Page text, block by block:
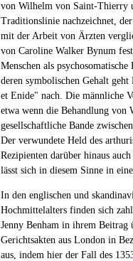
von Wilhelm von Saint-Thierry
Traditionslinie nachzeichnet,
mit der Arbeit von Ärzten
von Caroline Walker Bynum
Menschen als
deren symbolischen Gehalt
et Enide" nach. Die männliche
etwa wenn die Behandlung von
gesellschaftliche Bande
Der verwundete Held des
Rezipienten darüber hinaus
lässt sich in diesem Sinne in
In den englischen und
Hochmittelalters finden sich
Jenny Benham in ihrem
Gerichtsakten aus London in
aus, indem hier der Fall des